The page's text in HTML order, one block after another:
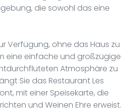
die sowohl das eine
Verfügung, ohne das Haus zu
eine einfache und großzügige
Atmosphäre zu
Sie das Restaurant Les
mit einer Speisekarte, die
und Weinen Ehre erweist.